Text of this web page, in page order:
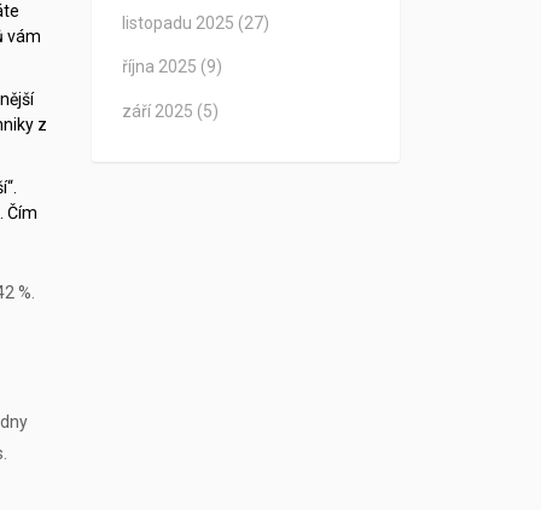
vám
z
Čím
%.
listopadu 2025 (27)
října 2025 (9)
září 2025 (5)